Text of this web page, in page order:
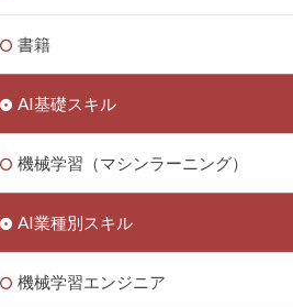
書籍
AI基礎スキル
機械学習（マシンラーニング）
AI業種別スキル
機械学習エンジニア